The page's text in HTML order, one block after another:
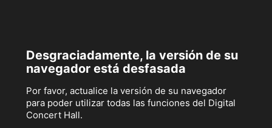
Desgraciadamente, la versión de su
navegador está desfasada
Por favor, actualice la versión de su navegador
para poder utilizar todas las funciones del Digital
Concert Hall.